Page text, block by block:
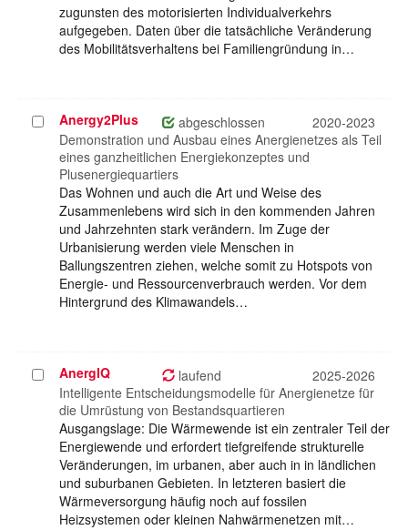
zugunsten des motorisierten Individualverkehrs
aufgegeben. Daten über die tatsächliche Veränderung
des Mobilitätsverhaltens bei Familiengründung in…
Projekt
auswählen
Anergy2Plus abgeschlossen
2020-2023
Demonstration und Ausbau eines Anergienetzes als Teil
eines ganzheitlichen Energiekonzeptes und
Plusenergiequartiers
Das Wohnen und auch die Art und Weise des
Zusammenlebens wird sich in den kommenden Jahren
und Jahrzehnten stark verändern. Im Zuge der
Urbanisierung werden viele Menschen in
Ballungszentren ziehen, welche somit zu Hotspots von
Energie- und Ressourcenverbrauch werden. Vor dem
Hintergrund des Klimawandels…
Projekt
auswählen
AnergIQ laufend
2025-2026
Intelligente Entscheidungsmodelle für Anergienetze für
die Umrüstung von Bestandsquartieren
Ausgangslage: Die Wärmewende ist ein zentraler Teil der
Energiewende und erfordert tiefgreifende strukturelle
Veränderungen, im urbanen, aber auch in in ländlichen
und suburbanen Gebieten. In letzteren basiert die
Wärmeversorgung häufig noch auf fossilen
Heizsystemen oder kleinen Nahwärmenetzen mit…